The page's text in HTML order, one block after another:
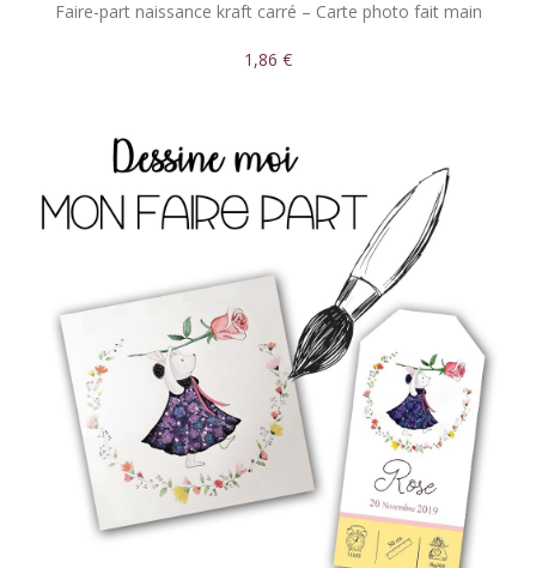
Faire-part naissance kraft carré – Carte photo fait main
1,86 €